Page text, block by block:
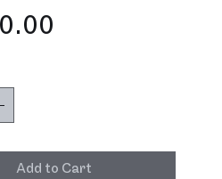
Add to Cart